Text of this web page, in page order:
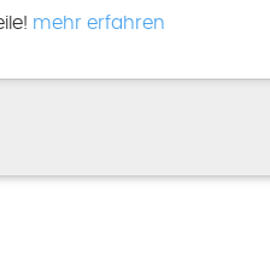
mehr erfahren